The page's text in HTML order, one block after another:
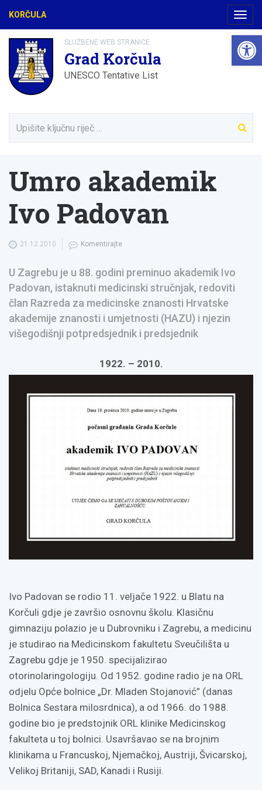
KORČULA
SLUŽBENE WEB STRANICE
Grad Korčula
UNESCO Tentative List
Umro akademik
Ivo Padovan
21.12.2010 Komentirajte
U Zagrebu je u 88. godini preminuo akademik Ivo
Padovan, istaknuti medicinski stručnjak, redoviti
član Razreda za medicinske znanosti Hrvatske
akademije znanosti i umjetnosti (HAZU) i njezin
višegodišnji potpredsjednik i predsjednik
1922. – 2010.
Ivo Padovan se rodio 11. veljače 1922. u Blatu na
Korčuli gdje je završio osnovnu školu. Klasičnu
gimnaziju polazio je u Dubrovniku i Zagrebu, a medicinu
je studirao na Medicinskom fakultetu Sveučilišta u
Zagrebu gdje je 1950. specijalizirao
otorinolaringologiju. Od 1952. godine radio je na ORL
odjelu Opće bolnice „Dr. Mladen Stojanović” (danas
Bolnica Sestara milosrdnica), a od 1966. do 1988.
godine bio je predstojnik ORL klinike Medicinskog
fakulteta u toj bolnici. Usavršavao se na brojnim
klinikama u Francuskoj, Njemačkoj, Austriji, Švicarskoj,
Velikoj Britaniji, SAD, Kanadi i Rusiji.